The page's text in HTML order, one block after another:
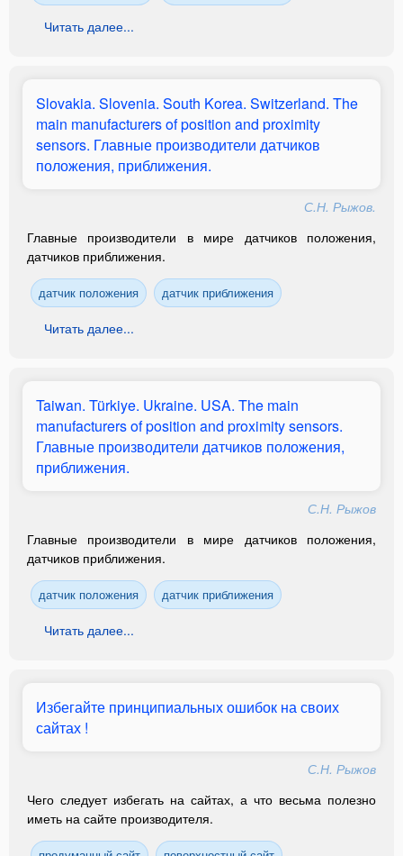
Читать далее...
Slovakia. Slovenia. South Korea. Switzerland. The
main manufacturers of position and proximity
sensors. Главные производители датчиков
положения, приближения.
С.Н. Рыжов.
Главные производители в мире датчиков положения,
датчиков приближения.
датчик положения датчик приближения
Читать далее...
Taiwan. Türkiye. Ukraine. USA. The main
manufacturers of position and proximity sensors.
Главные производители датчиков положения,
приближения.
С.Н. Рыжов
Главные производители в мире датчиков положения,
датчиков приближения.
датчик положения датчик приближения
Читать далее...
Избегайте принципиальных ошибок на своих
сайтах !
С.Н. Рыжов
Чего следует избегать на сайтах, а что весьма полезно
иметь на сайте производителя.